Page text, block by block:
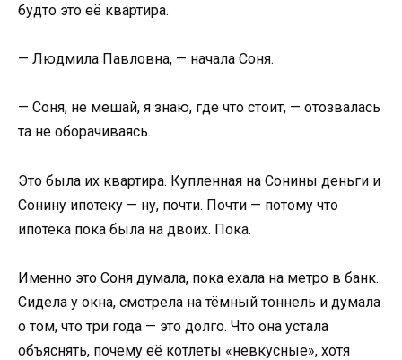
будто это её квартира.
— Людмила Павловна, — начала Соня.
— Соня, не мешай, я знаю, где что стоит, — отозвалась
та не оборачиваясь.
Это была их квартира. Купленная на Сонины деньги и
Сонину ипотеку — ну, почти. Почти — потому что
ипотека пока была на двоих. Пока.
Именно это Соня думала, пока ехала на метро в банк.
Сидела у окна, смотрела на тёмный тоннель и думала
о том, что три года — это долго. Что она устала
объяснять, почему её котлеты «невкусные», хотя